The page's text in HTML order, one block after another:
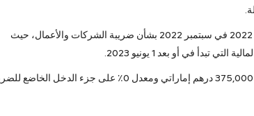
الجدير بالذكر أن دولة الإمارات أصدرت المرسوم بقانون اتحادي رقم 47 لسنة 2022 في سبتمبر 2022 بشأن ضريبة الشركات والأعمال، حيث
في أو بعد 1 يونيو 2023.
تم تحديد ضريبة الشركات بمعدل 9٪ على الدخل الخاضع للضريبة الذي يتجاوز 375,000 درهم إماراتي ومعدل 0٪ على جزء الدخل